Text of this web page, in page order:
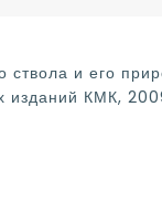
и его
изданий КМК,